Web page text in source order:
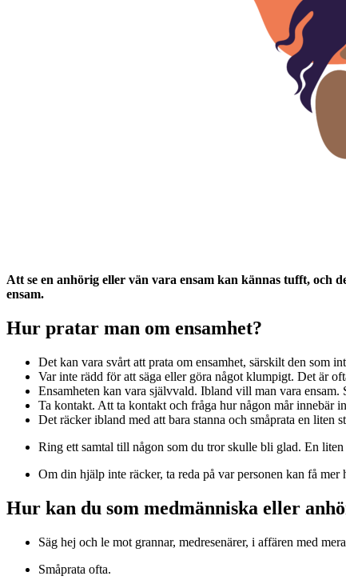
Att se en anhörig eller vän vara ensam kan kännas tufft,
ensam.
Hur pratar man om ensamhet?
Det kan vara svårt att prata om ensamhet, särskilt den som
Var inte rädd för att säga eller göra något klumpigt. Det är
Ensamheten kan vara självvald. Ibland vill man vara ensam.
Ta kontakt. Att ta kontakt och fråga hur någon mår innebär
Det räcker ibland med att bara stanna och småprata en liten
Ring ett samtal till någon som du tror skulle bli glad. En
Om din hjälp inte räcker, ta reda på var personen kan få
Hur kan du som medmänniska eller
Säg hej och le mot grannar, medresenärer, i affären med
Småprata ofta.